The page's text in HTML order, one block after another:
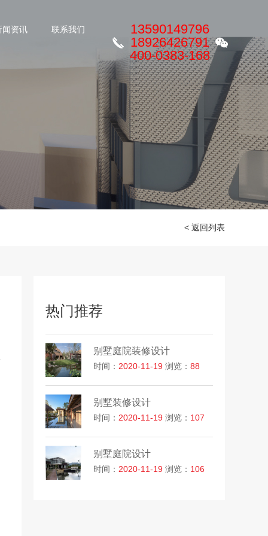
13590149796
18926426791
400-0383-168
闻资讯 联系我们
< 返回列表
热门推荐
别墅庭院装修设计
时间： 2020-11-19 浏览：88
别墅装修设计
时间： 2020-11-19 浏览： 107
别墅庭院设计
时间： 2020-11-19 浏览： 106